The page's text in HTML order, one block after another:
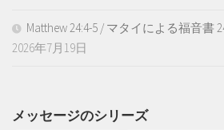
Matthew 24:4-5 / マタイによる福音書
2026年7月19日
メッセージのシリーズ